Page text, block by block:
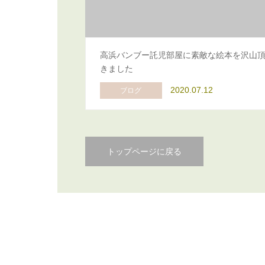
高浜バンブー託児部屋に素敵な絵本を沢山頂
きました
ブログ 2020.07.12
トップページに戻る